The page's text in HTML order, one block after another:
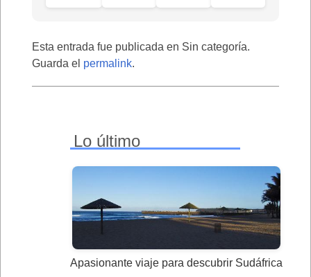
Esta entrada fue publicada en Sin categoría.
Guarda el permalink.
Lo último
Apasionante viaje para descubrir Sudáfrica